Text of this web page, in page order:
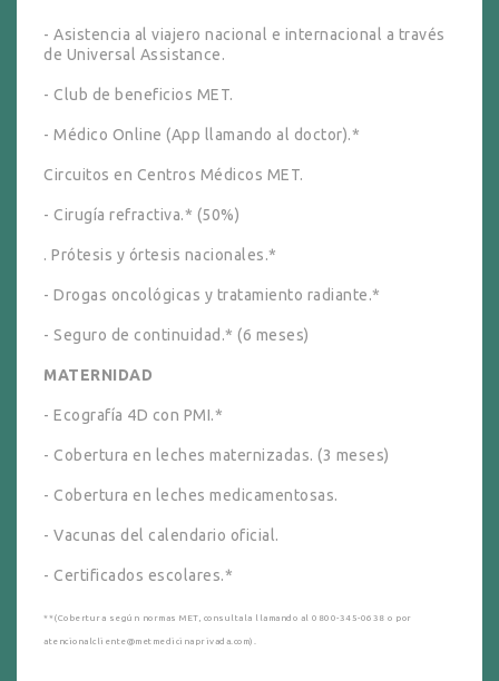
- Asistencia al viajero nacional e internacional a través
de Universal Assistance.
- Club de beneficios MET.
- Médico Online (App llamando al doctor).*
Circuitos en Centros Médicos MET.
- Cirugía refractiva.* (50%)
. Prótesis y órtesis nacionales.*
- Drogas oncológicas y tratamiento radiante.*
- Seguro de continuidad.* (6 meses)
MATERNIDAD
- Ecografía 4D con PMI.*
- Cobertura en leches maternizadas. (3 meses)
- Cobertura en leches medicamentosas.
- Vacunas del calendario oficial.
- Certificados escolares.*
**(Cobertura según normas MET, consultala llamando al 0800-345-0638 o por
atencionalcliente@metmedicinaprivada.com).